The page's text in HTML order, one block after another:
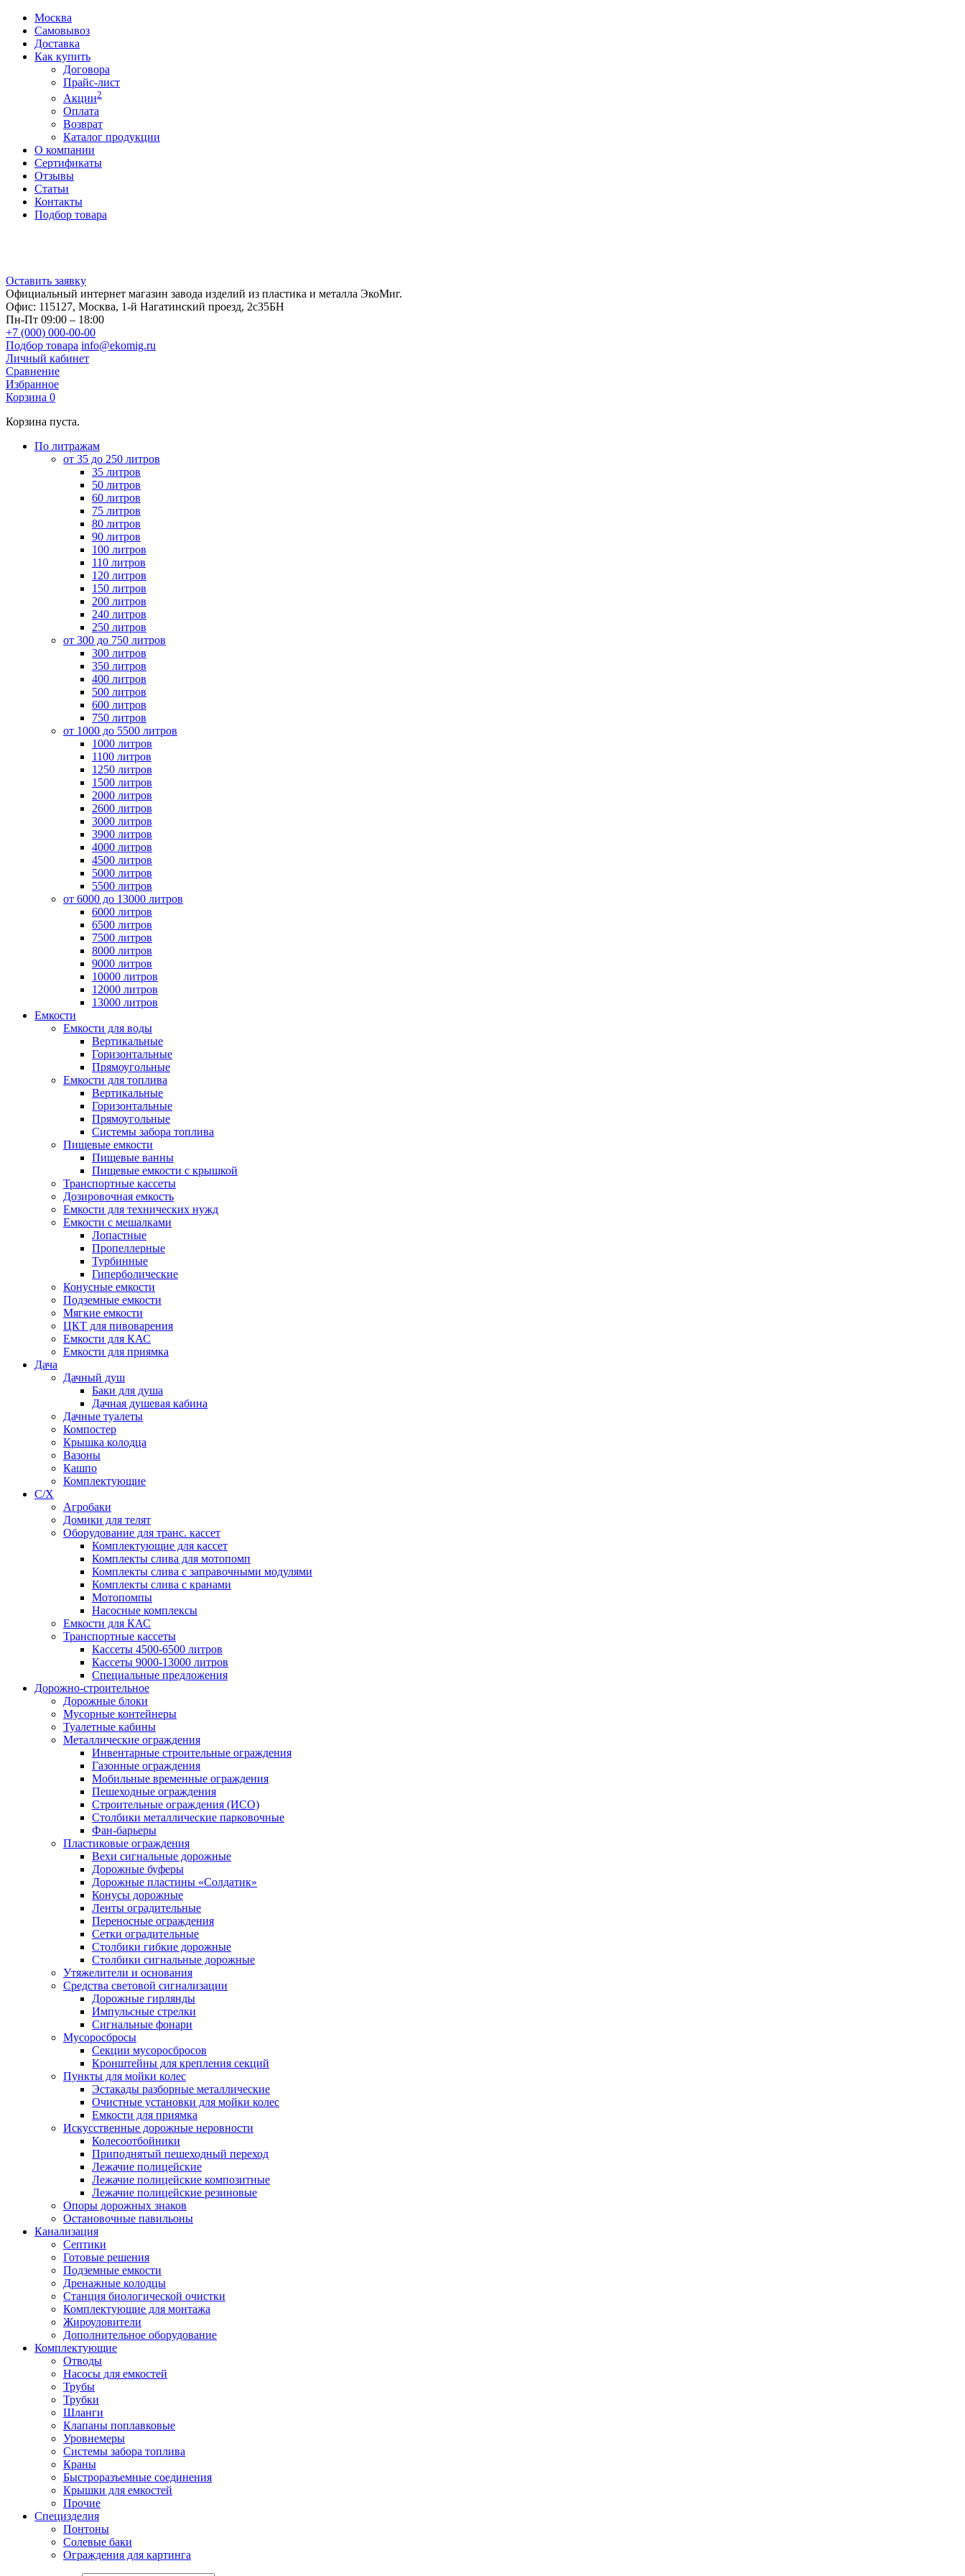
Москва
Самовывоз
Доставка
Как купить
Договора
Прайс-лист
Акции2
Оплата
Возврат
Каталог продукции
О компании
Сертификаты
Отзывы
Статьи
Контакты
Подбор товара
Оставить заявку
Официальный интернет магазин завода изделий из пластика и металла ЭкоМиг.
Офис: 115127, Москва, 1-й Нагатинский проезд, 2с35БН
Пн-Пт 09:00 – 18:00
+7 (000) 000-00-00
Подбор товара info@ekomig.ru
Личный кабинет
Сравнение
Избранное
Корзина 0
Корзина пуста.
По литражам
от 35 до 250 литров
35 литров
50 литров
60 литров
75 литров
80 литров
90 литров
100 литров
110 литров
120 литров
150 литров
200 литров
240 литров
250 литров
от 300 до 750 литров
300 литров
350 литров
400 литров
500 литров
600 литров
750 литров
от 1000 до 5500 литров
1000 литров
1100 литров
1250 литров
1500 литров
2000 литров
2600 литров
3000 литров
3900 литров
4000 литров
4500 литров
5000 литров
5500 литров
от 6000 до 13000 литров
6000 литров
6500 литров
7500 литров
8000 литров
9000 литров
10000 литров
12000 литров
13000 литров
Емкости
Емкости для воды
Вертикальные
Горизонтальные
Прямоугольные
Емкости для топлива
Вертикальные
Горизонтальные
Прямоугольные
Системы забора топлива
Пищевые емкости
Пищевые ванны
Пищевые емкости с крышкой
Транспортные кассеты
Дозировочная емкость
Емкости для технических нужд
Емкости с мешалками
Лопастные
Пропеллерные
Турбинные
Гиперболические
Конусные емкости
Подземные емкости
Мягкие емкости
ЦКТ для пивоварения
Емкости для КАС
Емкости для приямка
Дача
Дачный душ
Баки для душа
Дачная душевая кабина
Дачные туалеты
Компостер
Крышка колодца
Вазоны
Кашпо
Комплектующие
С/Х
Агробаки
Домики для телят
Оборудование для транс. кассет
Комплектующие для кассет
Комплекты слива для мотопомп
Комплекты слива с заправочными модулями
Комплекты слива с кранами
Мотопомпы
Насосные комплексы
Емкости для КАС
Транспортные кассеты
Кассеты 4500-6500 литров
Кассеты 9000-13000 литров
Специальные предложения
Дорожно-строительное
Дорожные блоки
Мусорные контейнеры
Туалетные кабины
Металлические ограждения
Инвентарные строительные ограждения
Газонные ограждения
Мобильные временные ограждения
Пешеходные ограждения
Строительные ограждения (ИСО)
Столбики металлические парковочные
Фан-барьеры
Пластиковые ограждения
Вехи сигнальные дорожные
Дорожные буферы
Дорожные пластины «Солдатик»
Конусы дорожные
Ленты оградительные
Переносные ограждения
Сетки оградительные
Столбики гибкие дорожные
Столбики сигнальные дорожные
Утяжелители и основания
Средства световой сигнализации
Дорожные гирлянды
Импульсные стрелки
Сигнальные фонари
Мусоросбросы
Секции мусоросбросов
Кронштейны для крепления секций
Пункты для мойки колес
Эстакады разборные металлические
Очистные установки для мойки колес
Емкости для приямка
Искусственные дорожные неровности
Колесоотбойники
Приподнятый пешеходный переход
Лежачие полицейские
Лежачие полицейские композитные
Лежачие полицейские резиновые
Опоры дорожных знаков
Остановочные павильоны
Канализация
Септики
Готовые решения
Подземные емкости
Дренажные колодцы
Станция биологической очистки
Комплектующие для монтажа
Жироуловители
Дополнительное оборудование
Комплектующие
Отводы
Насосы для емкостей
Трубы
Трубки
Шланги
Клапаны поплавковые
Уровнемеры
Системы забора топлива
Краны
Быстроразъемные соединения
Крышки для емкостей
Прочие
Специзделия
Понтоны
Солевые баки
Ограждения для картинга